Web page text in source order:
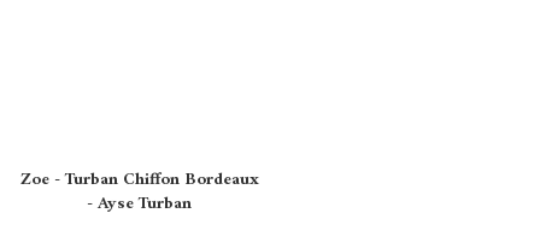
Zoe - Turban Chiffon Bordeaux
- Ayse Turban